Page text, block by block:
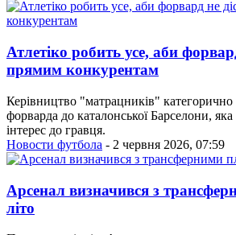
Атлетіко робить усе, аби
прямим конкурентам
Керівництво "матрацників"
форварда до каталонської Барселони,
інтерес до гравця.
Новости футбола - 2 червня 2026, 07:59
Арсенал визначився з
літо